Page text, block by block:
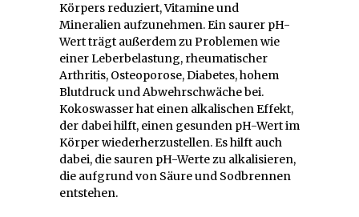
Körpers reduziert, Vitamine und
Mineralien aufzunehmen. Ein saurer pH-
Wert trägt außerdem zu Problemen wie
einer Leberbelastung, rheumatischer
Arthritis, Osteoporose, Diabetes, hohem
Blutdruck und Abwehrschwäche bei.
Kokoswasser hat einen alkalischen Effekt,
der dabei hilft, einen gesunden pH-Wert im
Körper wiederherzustellen. Es hilft auch
dabei, die sauren pH-Werte zu alkalisieren,
die aufgrund von Säure und Sodbrennen
entstehen.